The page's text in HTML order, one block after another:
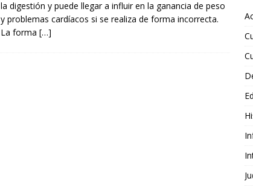
la digestión y puede llegar a influir en la ganancia de peso
y problemas cardíacos si se realiza de forma incorrecta.
La forma […]